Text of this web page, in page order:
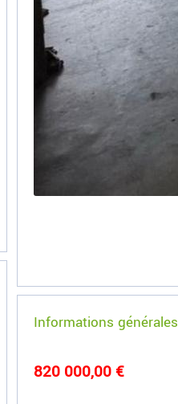
Informations générales
820 000,00 €